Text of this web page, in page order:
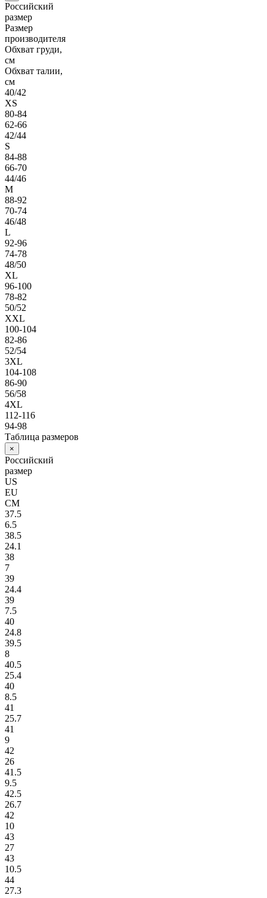
Российский
размер
Размер
производителя
Обхват груди,
см
Обхват талии,
см
40/42
XS
80-84
62-66
42/44
S
84-88
66-70
44/46
M
88-92
70-74
46/48
L
92-96
74-78
48/50
XL
96-100
78-82
50/52
XXL
100-104
82-86
52/54
3XL
104-108
86-90
56/58
4XL
112-116
94-98
Таблица размеров
×
Российский
размер
US
EU
СМ
37.5
6.5
38.5
24.1
38
7
39
24.4
39
7.5
40
24.8
39.5
8
40.5
25.4
40
8.5
41
25.7
41
9
42
26
41.5
9.5
42.5
26.7
42
10
43
27
43
10.5
44
27.3